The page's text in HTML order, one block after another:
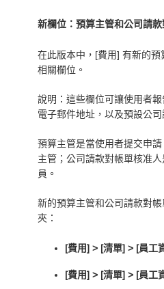
新欄位：預算主管和公司請
在此版本中，[費用] 有新的
相關欄位。
說明：這些欄位可讓使用者
電子郵件地址，以及預設公司
預算主管是當使用者提交申
主管；公司請款對帳單核准
員。
新的預算主管和公司請款對
夾：
[費用] > [清單] > [員工
[費用] > [清單] > [員工